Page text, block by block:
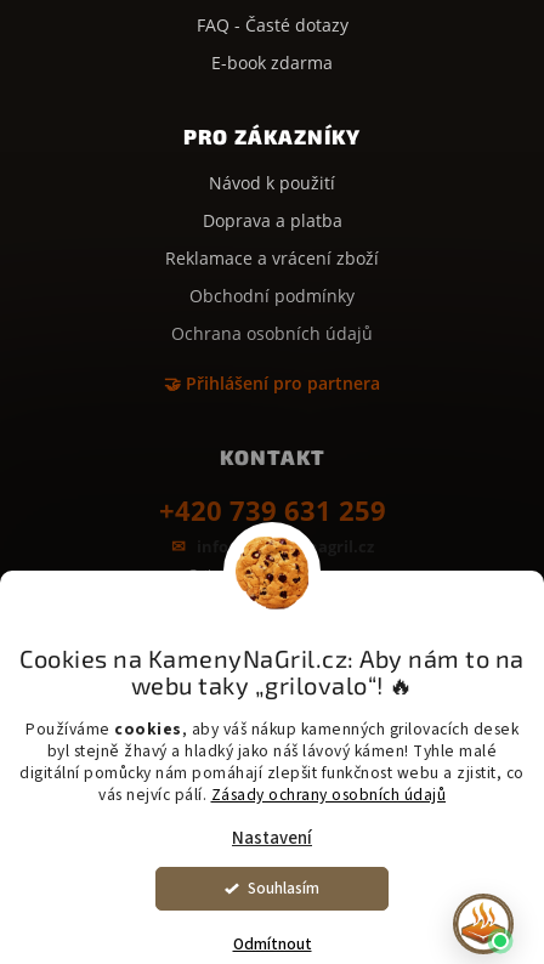
Cookies na KamenyNaGril.cz: Aby nám to na
webu taky „grilovalo“! 🔥
Používáme cookies, aby váš nákup kamenných grilovacích desek
byl stejně žhavý a hladký jako náš lávový kámen! Tyhle malé
digitální pomůcky nám pomáhají zlepšit funkčnost webu a zjistit, co
vás nejvíc pálí. Zásady ochrany osobních údajů
Nastavení
Odmítnout
Souhlasím
​☀️ Kvůli vlně veder a velkému zájmu může u zakázkové
výroby dojít k mírnému zpoždění.
FAQ - Časté dotazy
E-book zdarma
PRO ZÁKAZNÍKY
Návod k použití
Doprava a platba
Reklamace a vrácení zboží
Obchodní podmínky
Ochrana osobních údajů
🤝 Přihlášení pro partnera
KONTAKT
+420 739 631 259
info@kamenynagril.cz
Grilovací desky z kamene
GoPay
Odložená platba
Platba na třetinky
Messenger - šetrná přeprava kamene
Copyright 2026 KamenyNaGril.cz. Všechna práva vyhrazena. |